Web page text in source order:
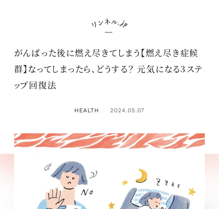
がんばった後に燃え尽きてしまう【燃え尽き症候
群】なってしまったら、どうする？ 元気になる3ステ
ップ回復法
HEALTH ： 2024.05.07